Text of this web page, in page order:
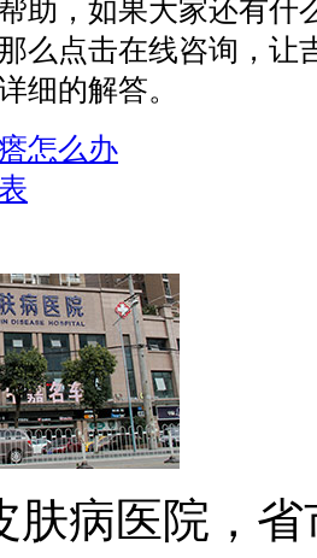
助，如果大家还有什
么点击在线咨询，让
细的解答。
怎么办
肤病医院，